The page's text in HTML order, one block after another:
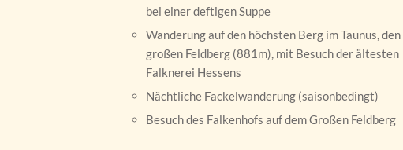
bei einer deftigen Suppe
Wanderung auf den höchsten Berg im Taunus, den
großen Feldberg (881m), mit Besuch der ältesten
Falknerei Hessens
Nächtliche Fackelwanderung (saisonbedingt)
Besuch des Falkenhofs auf dem Großen Feldberg